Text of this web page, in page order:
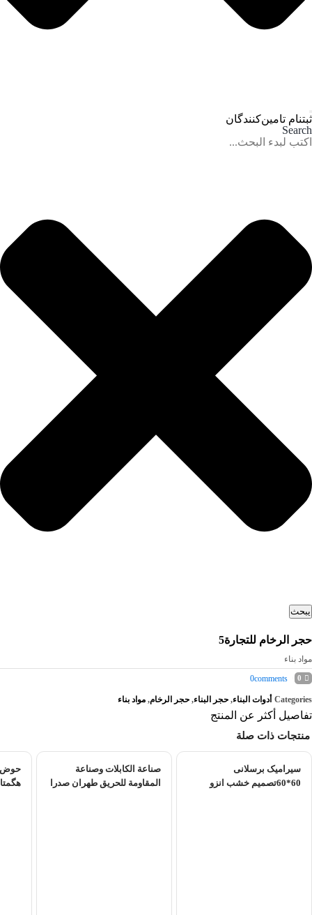
ثبتنام تامین‌کنندگان
Search
يبحث
حجر الرخام للتجارة5
مواد بناء
0
0comments
Categories أدوات البناء, حجر البناء, حجر الرخام, مواد بناء
تفاصيل أكثر عن المنتج
منتجات ذات صلة
سیرامیک برسلانی
60*60تصمیم خشب انزو
صناعة الكابلات وصناعة
المقاومة للحريق طهران صدرا